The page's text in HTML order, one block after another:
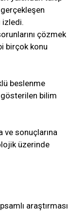
izledi.
çözmek
birçok konu
beslenme
gösterilen bilim
ve sonuçlarına
üzerinde
araştırması